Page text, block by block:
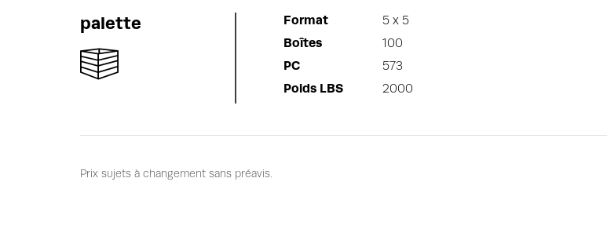
palette
Format
Boîtes
PC
Poids LBS
5 x 5
100
573
2000
Prix sujets à changement sans préavis.